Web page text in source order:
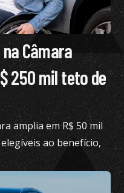
Câmara
250 mil teto de
amplia em R$ 50 mil
ao benefício,